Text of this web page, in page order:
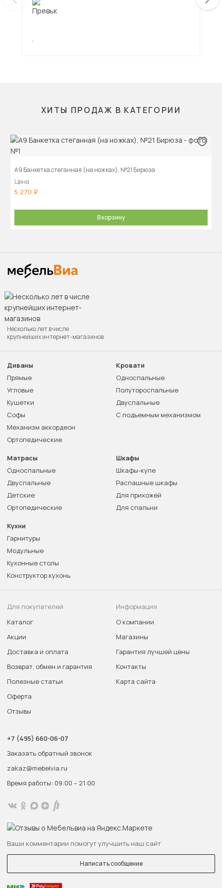
,
ХИТЫ ПРОДАЖ В КАТЕГОРИИ
А9 Банкетка стеганная (на ножках), №21 Бирюза
Цена
5 270
В корзину
Несколько лет в числе
крупнейших интернет-магазинов
Диваны
Прямые
Угловые
Кушетки
Софы
Механизм аккордеон
Ортопедические
Кровати
Односпальные
Полутороспальные
Двуспальные
С подъемным механизмом
Матрасы
Односпальные
Двуспальные
Детские
Ортопедические
Шкафы
Шкафы-купе
Распашные шкафы
Для прихожей
Для спальни
Кухни
Гарнитуры
Модульные
Кухонные столы
Конструктор кухонь
Для покупателей
Каталог
Акции
Доставка и оплата
Возврат, обмен и гарантия
Полезные статьи
Оферта
Отзывы
Информация
О компании
Магазины
Гарантия лучшей цены
Контакты
Карта сайта
+7 (495) 660-06-07
Заказать обратный звонок
zakaz@mebelvia.ru
Время работы: 09:00 – 21:00
Ваши комментарии помогут улучшить наш сайт
Написать сообщение